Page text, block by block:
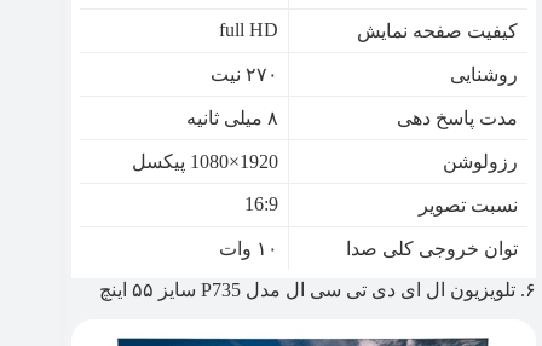
كيفيت صفحه نمايش full HD
روشنایی ۲۷۰ نیت
مدت پاسخ‌ دهی ۸ میلی ثانیه
رزولوشن 1920×1080 پیکسل
نسبت تصویر 16:9
توان خروجی کلی صدا
۱۰ وات
۶. تلویزیون ال ای دی تی سی ال مدل P735 سایز ۵۵ اینچ